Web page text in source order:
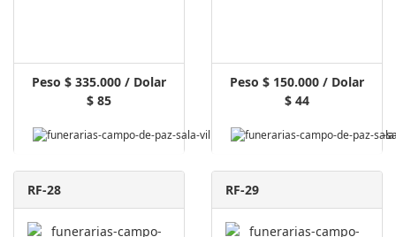
Peso $ 335.000 / Dolar
$ 85
Peso $ 150.000 / Dolar
$ 44
RF-28 RF-29